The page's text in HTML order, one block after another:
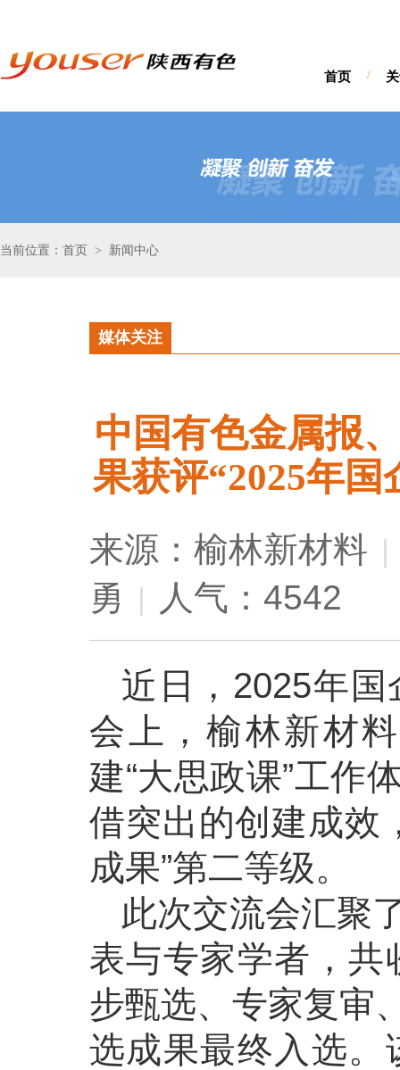
首页 /
当前位置：首页 > 新闻中心
媒体关注
中国有色金属报
果获评“2025年
来源：榆林新材料 |
勇 | 人气：4542
近日，2025年
会上，榆林新材
建“大思政课”工作
借突出的创建成效
成果”第二等级。
此次交流会汇聚
表与专家学者，共
步甄选、专家复审
选成果最终入选。